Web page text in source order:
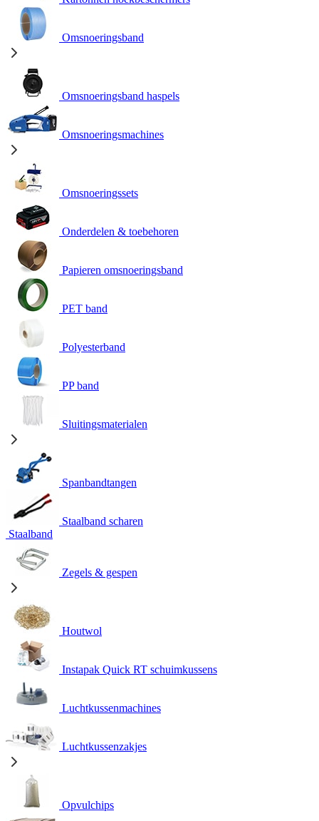
Omsnoeringsband
Omsnoeringsband haspels
Omsnoeringsmachines
Omsnoeringssets
Onderdelen & toebehoren
Papieren omsnoeringsband
PET band
Polyesterband
PP band
Sluitingsmaterialen
Spanbandtangen
Staalband scharen
Staalband
Zegels & gespen
Houtwol
Instapak Quick RT schuimkussens
Luchtkussenmachines
Luchtkussenzakjes
Opvulchips